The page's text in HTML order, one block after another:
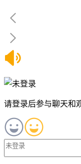
请登录后参与聊天和